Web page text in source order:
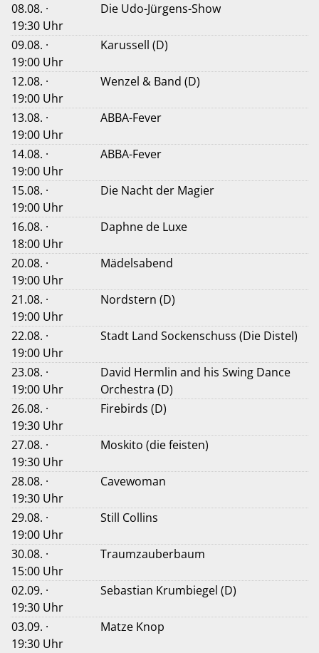
08.08. ·
19:30 Uhr
Die Udo-Jürgens-Show
09.08. ·
19:00 Uhr
Karussell (D)
12.08. ·
19:00 Uhr
Wenzel & Band (D)
13.08. ·
19:00 Uhr
ABBA-Fever
14.08. ·
19:00 Uhr
ABBA-Fever
15.08. ·
19:00 Uhr
Die Nacht der Magier
16.08. ·
18:00 Uhr
Daphne de Luxe
20.08. ·
19:00 Uhr
Mädelsabend
21.08. ·
19:00 Uhr
Nordstern (D)
22.08. ·
19:00 Uhr
Stadt Land Sockenschuss (Die Distel)
23.08. ·
19:00 Uhr
David Hermlin and his Swing Dance
Orchestra (D)
26.08. ·
19:30 Uhr
Firebirds (D)
27.08. ·
19:30 Uhr
Moskito (die feisten)
28.08. ·
19:30 Uhr
Cavewoman
29.08. ·
19:00 Uhr
Still Collins
30.08. ·
15:00 Uhr
Traumzauberbaum
02.09. ·
19:30 Uhr
Sebastian Krumbiegel (D)
03.09. ·
19:30 Uhr
Matze Knop